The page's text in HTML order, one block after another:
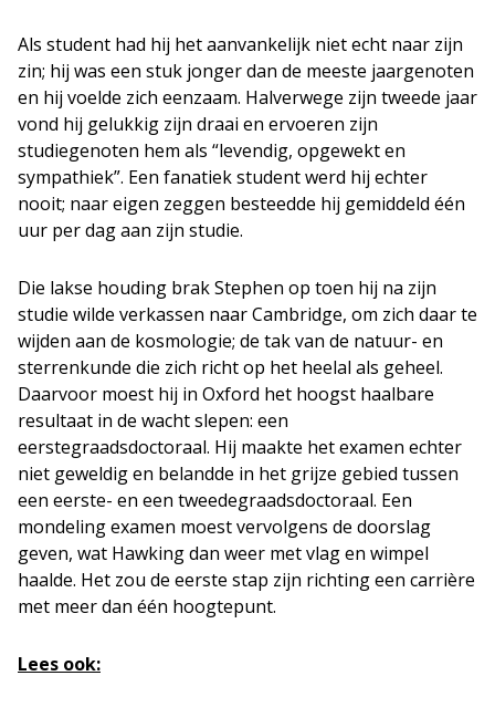
Als student had hij het aanvankelijk niet echt naar zijn
zin; hij was een stuk jonger dan de meeste jaargenoten
en hij voelde zich eenzaam. Halverwege zijn tweede jaar
vond hij gelukkig zijn draai en ervoeren zijn
studiegenoten hem als “levendig, opgewekt en
sympathiek”. Een fanatiek student werd hij echter
nooit; naar eigen zeggen besteedde hij gemiddeld één
uur per dag aan zijn studie.
Die lakse houding brak Stephen op toen hij na zijn
studie wilde verkassen naar Cambridge, om zich daar te
wijden aan de kosmologie; de tak van de natuur- en
sterrenkunde die zich richt op het heelal als geheel.
Daarvoor moest hij in Oxford het hoogst haalbare
resultaat in de wacht slepen: een
eerstegraadsdoctoraal. Hij maakte het examen echter
niet geweldig en belandde in het grijze gebied tussen
een eerste- en een tweedegraadsdoctoraal. Een
mondeling examen moest vervolgens de doorslag
geven, wat Hawking dan weer met vlag en wimpel
haalde. Het zou de eerste stap zijn richting een carrière
met meer dan één hoogtepunt.
Lees ook: